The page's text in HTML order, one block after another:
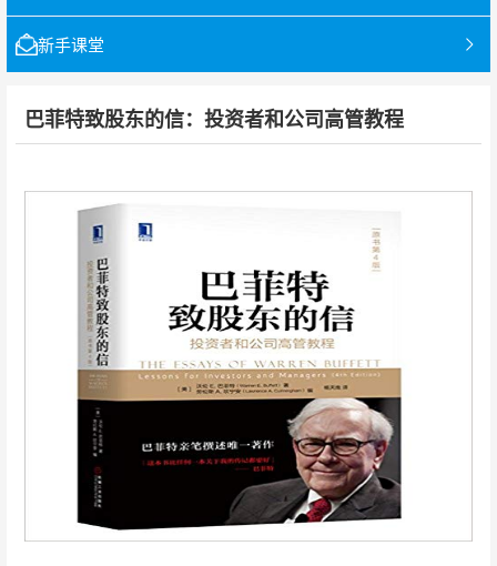
新手课堂
巴菲特致股东的信：投资者和公司高管教程